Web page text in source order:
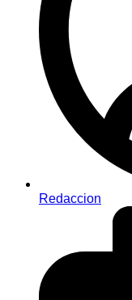
Redaccion